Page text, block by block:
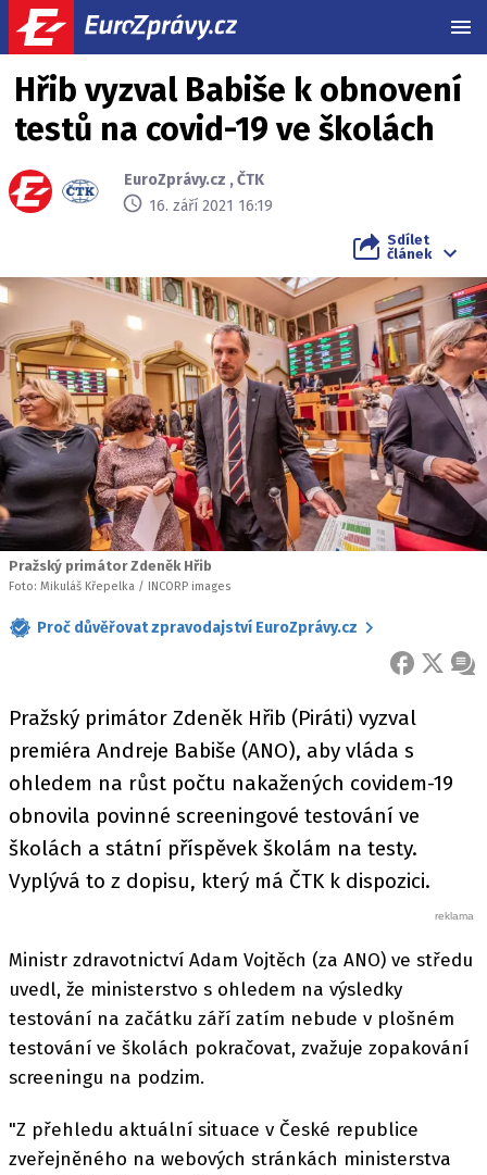
Hřib vyzval Babiše k obnovení
testů na covid-19 ve školách
EuroZprávy.cz ,ČTK
16. září 2021 16:19
Sdílet
článek
Pražský primátor Zdeněk Hřib
Foto: Mikuláš Křepelka / INCORP images
Proč důvěřovat zpravodajství EuroZprávy.cz
FACEBOOK
X
Pražský primátor Zdeněk Hřib (Piráti) vyzval
premiéra Andreje Babiše (ANO), aby vláda s
ohledem na růst počtu nakažených covidem-19
obnovila povinné screeningové testování ve
školách a státní příspěvek školám na testy.
Vyplývá to z dopisu, který má ČTK k dispozici.
Ministr zdravotnictví Adam Vojtěch (za ANO) ve středu
uvedl, že ministerstvo s ohledem na výsledky
testování na začátku září zatím nebude v plošném
testování ve školách pokračovat, zvažuje zopakování
screeningu na podzim.
"Z přehledu aktuální situace v České republice
zveřejněného na webových stránkách ministerstva